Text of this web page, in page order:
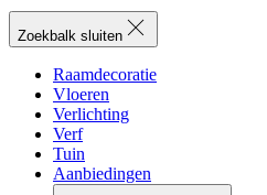
Zoekbalk sluiten
Raamdecoratie
Vloeren
Verlichting
Verf
Tuin
Aanbiedingen